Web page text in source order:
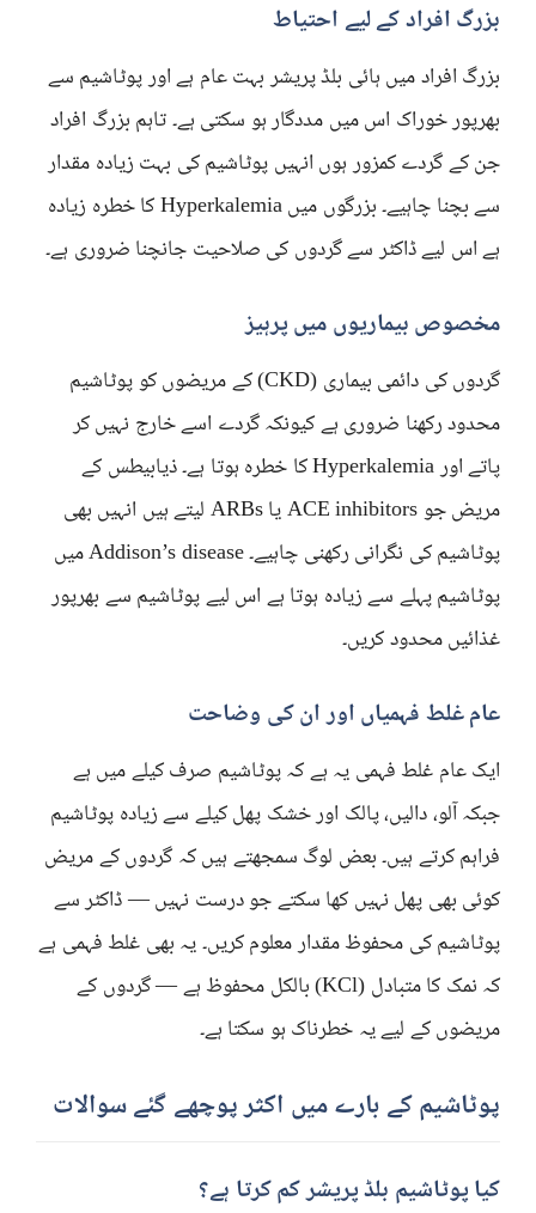
بزرگ افراد کے لیے احتیاط
بزرگ افراد میں ہائی بلڈ پریشر بہت عام ہے اور پوٹاشیم سے
بھرپور خوراک اس میں مددگار ہو سکتی ہے۔ تاہم بزرگ افراد
جن کے گردے کمزور ہوں انہیں پوٹاشیم کی بہت زیادہ مقدار
سے بچنا چاہیے۔ بزرگوں میں Hyperkalemia کا خطرہ زیادہ
ہے اس لیے ڈاکٹر سے گردوں کی صلاحیت جانچنا ضروری ہے۔
مخصوص بیماریوں میں پرہیز
گردوں کی دائمی بیماری (CKD) کے مریضوں کو پوٹاشیم
محدود رکھنا ضروری ہے کیونکہ گردے اسے خارج نہیں کر
پاتے اور Hyperkalemia کا خطرہ ہوتا ہے۔ ذیابیطس کے
مریض جو ACE inhibitors یا ARBs لیتے ہیں انہیں بھی
پوٹاشیم کی نگرانی رکھنی چاہیے۔ Addison’s disease میں
پوٹاشیم پہلے سے زیادہ ہوتا ہے اس لیے پوٹاشیم سے بھرپور
غذائیں محدود کریں۔
عام غلط فہمیاں اور ان کی وضاحت
ایک عام غلط فہمی یہ ہے کہ پوٹاشیم صرف کیلے میں ہے
جبکہ آلو، دالیں، پالک اور خشک پھل کیلے سے زیادہ پوٹاشیم
فراہم کرتے ہیں۔ بعض لوگ سمجھتے ہیں کہ گردوں کے مریض
کوئی بھی پھل نہیں کھا سکتے جو درست نہیں — ڈاکٹر سے
پوٹاشیم کی محفوظ مقدار معلوم کریں۔ یہ بھی غلط فہمی ہے
کہ نمک کا متبادل (KCl) بالکل محفوظ ہے — گردوں کے
مریضوں کے لیے یہ خطرناک ہو سکتا ہے۔
پوٹاشیم کے بارے میں اکثر پوچھے گئے سوالات
کیا پوٹاشیم بلڈ پریشر کم کرتا ہے؟